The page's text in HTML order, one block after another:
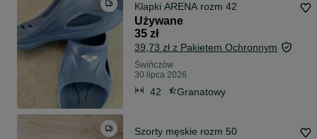
Klapki ARENA rozm 42
Używane
35 zł
39,73 zł z Pakietem Ochronnym
Świńczów
30 lipca 2026
42 Granatowy
Szorty męskie rozm 50